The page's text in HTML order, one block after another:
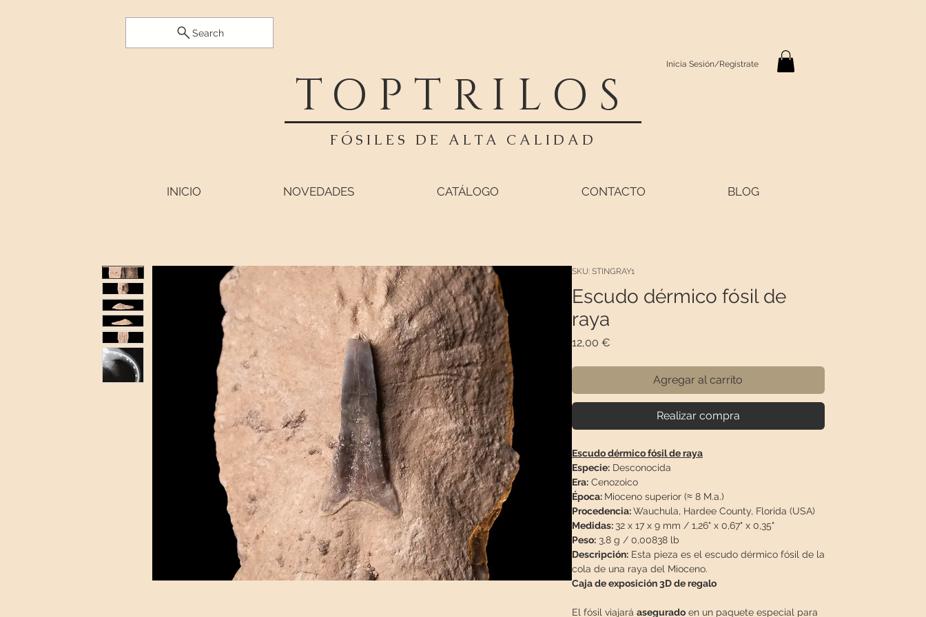
Search
TOPTRILOS
FÓSILES DE ALTA CALIDAD
Inicia Sesión/Regístrate
INICIO NOVEDADES CATÁLOGO CONTACTO BLOG
SKU: STINGRAY1
Escudo dérmico fósil de
raya
12,00 €Precio
Agregar al carrito
Realizar compra
Escudo dérmico fósil de raya
Especie:Desconocida
Era:Cenozoico
Época: Mioceno superior (≈ 8 M.a.)
Procedencia:Wauchula, Hardee County, Florida (USA)
Medidas: 32 x 17 x 9 mm / 1,26" x 0,67" x 0,35"
Peso:3,8 g / 0,00838 lb
Descripción:Esta pieza es el escudo dérmico fósil de la
cola de una raya del Mioceno.
Caja de exposición 3D de regalo
El fósil viajará aseguradoen un paquete especial para